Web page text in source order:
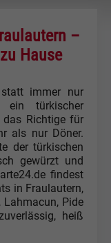
–
Hause
immer nur
türkischer
das Richtige für
als nur Döner.
der türkischen
gewürzt und
findest
in Fraulautern,
Pide
heiß